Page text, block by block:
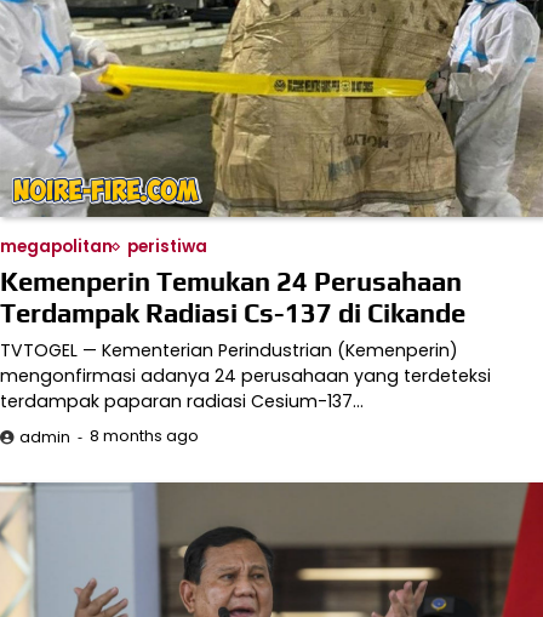
megapolitan peristiwa
Kemenperin Temukan 24 Perusahaan
Terdampak Radiasi Cs-137 di Cikande
TVTOGEL — Kementerian Perindustrian (Kemenperin)
mengonfirmasi adanya 24 perusahaan yang terdeteksi
terdampak paparan radiasi Cesium-137…
admin 8 months ago